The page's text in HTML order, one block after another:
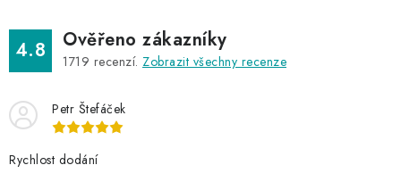
4.8 Ověřeno zákazníky
1719 recenzí. Zobrazit všechny recenze
Petr Štefáček
Rychlost dodání